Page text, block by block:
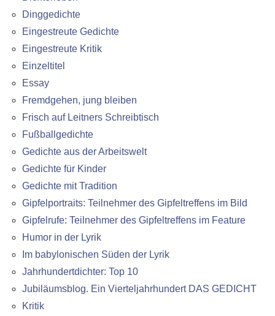
Dinggedichte
Eingestreute Gedichte
Eingestreute Kritik
Einzeltitel
Essay
Fremdgehen, jung bleiben
Frisch auf Leitners Schreibtisch
Fußballgedichte
Gedichte aus der Arbeitswelt
Gedichte für Kinder
Gedichte mit Tradition
Gipfelportraits: Teilnehmer des Gipfeltreffens im Bild
Gipfelrufe: Teilnehmer des Gipfeltreffens im Feature
Humor in der Lyrik
Im babylonischen Süden der Lyrik
Jahrhundertdichter: Top 10
Jubiläumsblog. Ein Vierteljahrhundert DAS GEDICHT
Kritik